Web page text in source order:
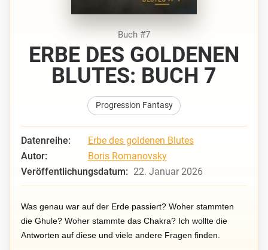
Buch #7
ERBE DES GOLDENEN
BLUTES: BUCH 7
Progression Fantasy
Datenreihe:
Erbe des goldenen Blutes
Autor:
Boris Romanovsky
Veröffentlichungsdatum: 22. Januar 2026
Was genau war auf der Erde passiert? Woher stammten
die Ghule? Woher stammte das Chakra? Ich wollte die
Antworten auf diese und viele andere Fragen finden.